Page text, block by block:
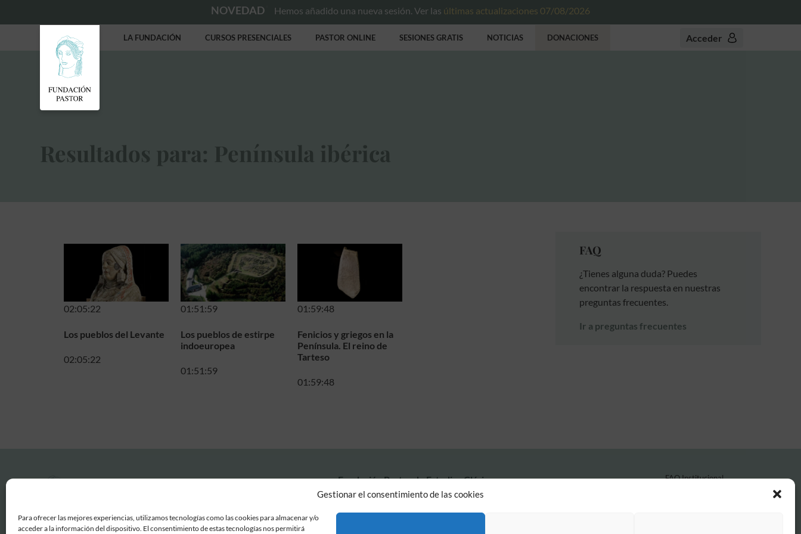
Gestionar el consentimiento de las cookies
Para ofrecer las mejores experiencias, utilizamos tecnologías como las cookies para almacenar y/o
acceder a la información del dispositivo. El consentimiento de estas tecnologías nos permitirá
NOVEDAD Hemos añadido una nueva sesión. Ver las últimas actualizaciones 07/08/2026
LA FUNDACIÓN CURSOS PRESENCIALES PASTOR ONLINE SESIONES GRATIS NOTICIAS DONACIONES Acceder
Resultados para: Península ibérica
02:05:22
Los pueblos del Levante
02:05:22
01:51:59
Los pueblos de estirpe
indoeuropea
01:51:59
01:59:48
Fenicios y griegos en la
Península. El reino de
Tarteso
01:59:48
FAQ
¿Tienes alguna duda? Puedes
encontrar la respuesta en nuestras
preguntas frecuentes.
Ir a preguntas frecuentes
Fundación Pastor de Estudios Clásicos
Calle Serrano, 107. Madrid, 28006.
FAQ Institucional